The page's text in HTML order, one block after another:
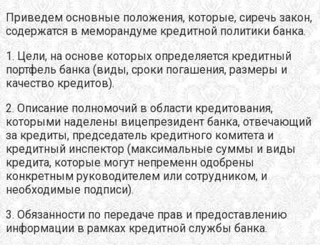
Приведем основные положения, которые, сиречь закон,
содержатся в меморандуме кредитной политики банка.
1. Цели, на основе которых определяется кредитный
портфель банка (виды, сроки погашения, размеры и
качество кредитов).
2. Описание полномочий в области кредитования,
которыми наделены вицепрезидент банка, отвечающий
за кредиты, председатель кредитного комитета и
кредитный инспектор (максимальные суммы и виды
кредита, которые могут непременн одобрены
конкретным руководителем или сотрудником, и
необходимые подписи).
3. Обязанности по передаче прав и предоставлению
информации в рамках кредитной службы банка.